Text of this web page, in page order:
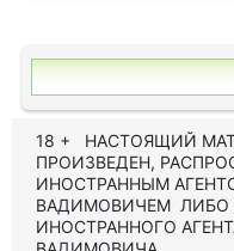
18 + НАСТОЯЩИЙ
ПРОИЗВЕДЕН,
ИНОСТРАННЫМ
ВАДИМОВИЧЕМ ЛИБО
ИНОСТРАННОГО